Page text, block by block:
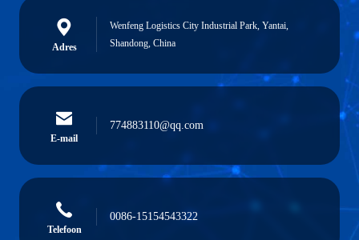
Adres
Wenfeng Logistics City Industrial Park, Yantai,
Shandong, China
E-mail
774883110@qq.com
Telefoon
0086-15154543322